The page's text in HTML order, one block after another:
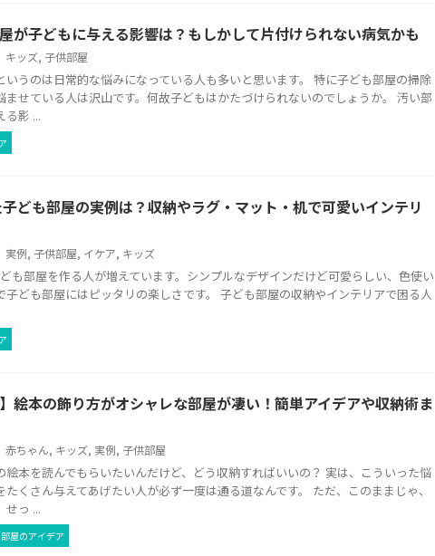
が子どもに与える影響は？もしかして片付けられない病気かも
キッズ, 子供部屋
いうのは日常的な悩みになっている人も多いと思います。 特に子ども部屋の掃除
ませている人は沢山です。何故子どもはかたづけられないのでしょうか。 汚い部
る影 ...
ども部屋の実例は？収納やラグ・マット・机で可愛いインテリ
実例, 子供部屋, イケア, キッズ
も部屋を作る人が増えています。シンプルなデザインだけど可愛らしい、色使い
子ども部屋にはピッタリの楽しさです。 子ども部屋の収納やインテリアで困る人
】絵本の飾り方がオシャレな部屋が凄い！簡単アイデアや収納術ま
赤ちゃん, キッズ, 実例, 子供部屋
絵本を読んでもらいたいんだけど、どう収納すればいいの？ 実は、こういった悩
たくさん与えてあげたい人が必ず一度は通る道なんです。 ただ、このままじゃ、
せっ ...
屋のアイデア